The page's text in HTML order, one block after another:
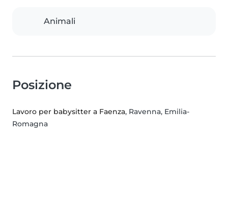
Animali
Posizione
Lavoro per babysitter a Faenza, Ravenna, Emilia-
Romagna